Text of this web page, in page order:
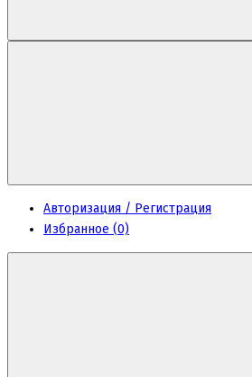
Авторизация / Регистрация
Избранное (0)